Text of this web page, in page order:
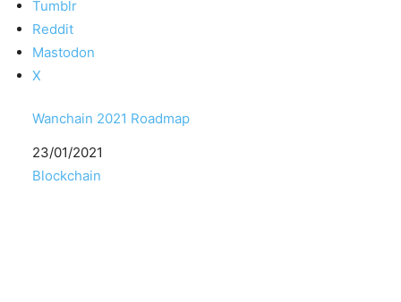
Tumblr
Reddit
Mastodon
X
Wanchain 2021 Roadmap
Fecha
23/01/2021
Respecto a
Blockchain